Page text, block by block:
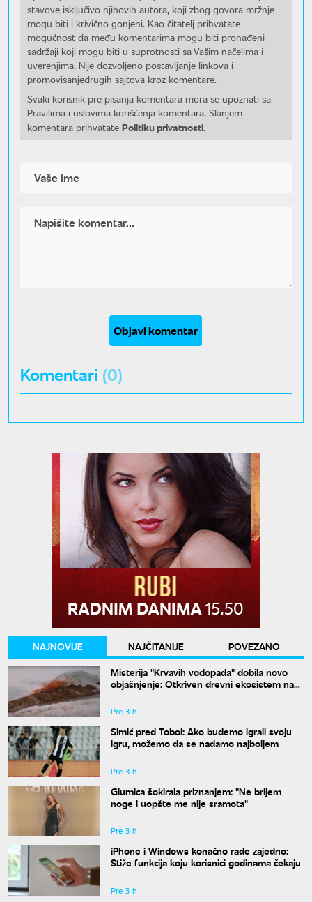
stavove isključivo njihovih autora, koji zbog govora mržnje
mogu biti i krivično gonjeni. Kao čitatelj prihvatate
mogućnost da među komentarima mogu biti pronađeni
sadržaji koji mogu biti u suprotnosti sa Vašim načelima i
uverenjima. Nije dozvoljeno postavljanje linkova i
promovisanjedrugih sajtova kroz komentare.
Svaki korisnik pre pisanja komentara mora se upoznati sa
Pravilima i uslovima korišćenja komentara. Slanjem
komentara prihvatate Politiku privatnosti.
Objavi komentar
Komentari (0)
NAJNOVIJE NAJČITANIJE
POVEZANO
Misterija "Krvavih vodopada" dobila novo
objašnjenje: Otkriven drevni ekosistem na
Pre 3 h
Simić pred Tobol: Ako budemo igrali svoju
igru, možemo da se nadamo najboljem
Pre 3 h
Glumica šokirala priznanjem: "Ne brijem
noge i uopšte me nije sramota"
Pre 3 h
iPhone i Windows konačno rade zajedno:
Stiže funkcija koju korisnici godinama čekaju
Pre 3 h